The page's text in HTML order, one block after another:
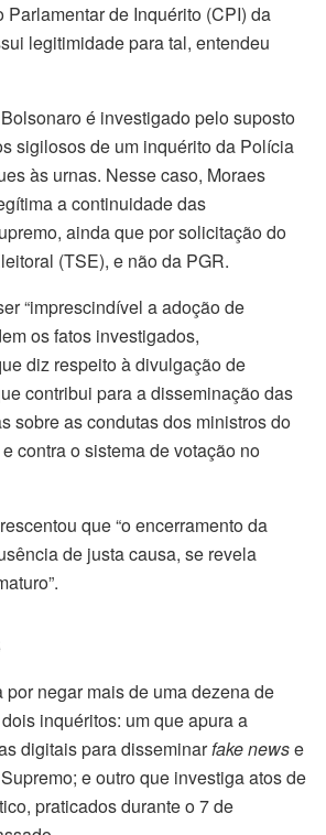
de Inquérito (CPI) da
legitimidade para tal, entendeu
é investigado pelo suposto
sigilosos de um inquérito da Polícia
às urnas. Nesse caso, Moraes
a continuidade das
ainda que por solicitação do
(TSE), e não da PGR.
“imprescindível a adoção de
os fatos investigados,
diz respeito à divulgação de
contribui para a disseminação das
sobre as condutas dos ministros do
contra o sistema de votação no
que “o encerramento da
de justa causa, se revela
por negar mais de uma dezena de
inquéritos: um que apura a
digitais para disseminarfake newse
e outro que investiga atos de
praticados durante o 7 de